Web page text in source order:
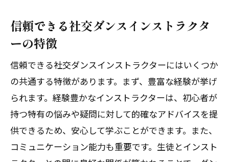
信頼できる社交ダンスインストラクタ
ーの特徴
信頼できる社交ダンスインストラクターにはいくつか
の共通する特徴があります。まず、豊富な経験が挙げ
られます。経験豊かなインストラクターは、初心者が
持つ特有の悩みや疑問に対して的確なアドバイスを提
供できるため、安心して学ぶことができます。また、
コミュニケーション能力も重要です。生徒とインスト